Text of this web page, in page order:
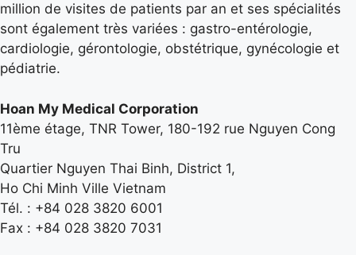
million de visites de patients par an et ses spécialités
sont également très variées : gastro-entérologie,
cardiologie, gérontologie, obstétrique, gynécologie et
pédiatrie.
Hoan My Medical Corporation
11ème étage, TNR Tower, 180-192 rue Nguyen Cong
Tru
Quartier Nguyen Thai Binh, District 1,
Ho Chi Minh Ville Vietnam
Tél. : +84 028 3820 6001
Fax : +84 028 3820 7031